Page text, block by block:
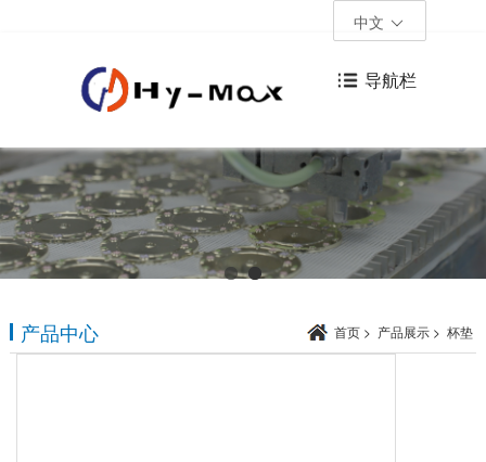
中文
导航栏
产品中心 首页 > 产品展示 > 杯垫